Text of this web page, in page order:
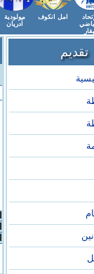
امل انكوف
مولودية
أدريان
تقديم